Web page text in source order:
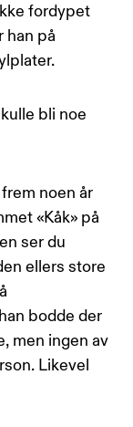
fordypet
han på
bli noe
noen år
«Kåk» på
ser du
ellers store
bodde der
men ingen av
Likevel